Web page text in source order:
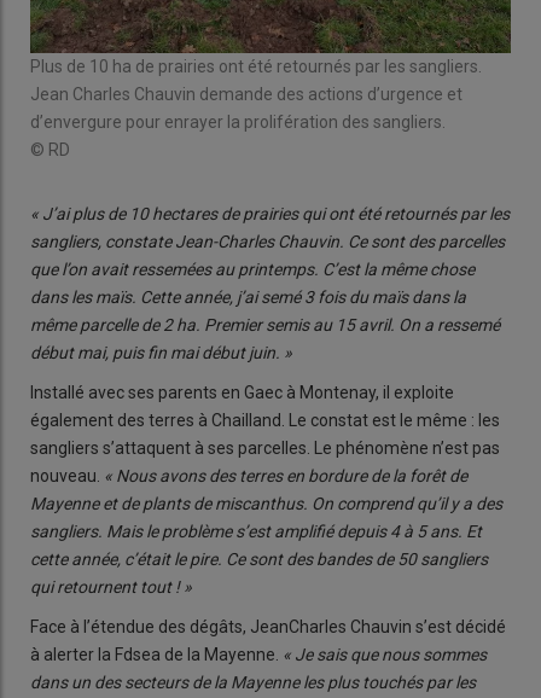
Plus de 10 ha de prairies ont été retournés par les sangliers.
Jean Charles Chauvin demande des actions d’urgence et
d’envergure pour enrayer la prolifération des sangliers.
© RD
« J’ai plus de 10 hectares de prairies qui ont été retournés par les
sangliers, constate Jean-Charles Chauvin. Ce sont des parcelles
que l’on avait ressemées au printemps. C’est la même chose
dans les maïs. Cette année, j’ai semé 3 fois du maïs dans la
même parcelle de 2 ha. Premier semis au 15 avril. On a ressemé
début mai, puis fin mai début juin. »
Installé avec ses parents en Gaec à Montenay, il exploite
également des terres à Chailland. Le constat est le même : les
sangliers s’attaquent à ses parcelles. Le phénomène n’est pas
nouveau. « Nous avons des terres en bordure de la forêt de
Mayenne et de plants de miscanthus. On comprend qu’il y a des
sangliers. Mais le problème s’est amplifié depuis 4 à 5 ans. Et
cette année, c’était le pire. Ce sont des bandes de 50 sangliers
qui retournent tout ! »
Face à l’étendue des dégâts, JeanCharles Chauvin s’est décidé
à alerter la Fdsea de la Mayenne. « Je sais que nous sommes
dans un des secteurs de la Mayenne les plus touchés par les